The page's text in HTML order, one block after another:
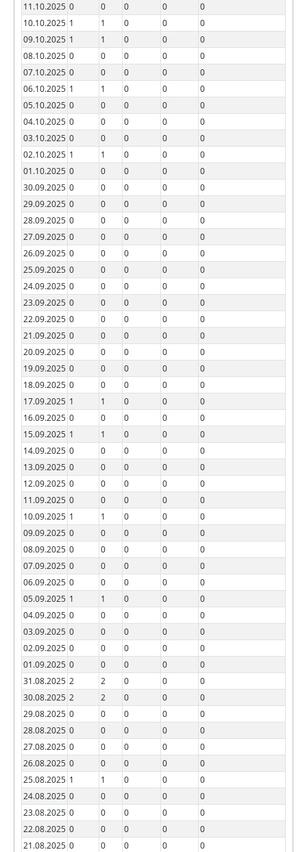
11.10.2025 0 0 0 0
0
10.10.2025 1 1 0 0
0
09.10.2025 1 1 0 0
0
08.10.2025 0 0 0 0
0
07.10.2025 0 0 0 0
0
06.10.2025 1 1 0 0
0
05.10.2025 0 0 0 0
0
04.10.2025 0 0 0 0
0
03.10.2025 0 0 0 0
0
02.10.2025 1 1 0 0
0
01.10.2025 0 0 0 0
0
30.09.2025 0 0 0 0
0
29.09.2025 0 0 0 0
0
28.09.2025 0 0 0 0
0
27.09.2025 0 0 0 0
0
26.09.2025 0 0 0 0
0
25.09.2025 0 0 0 0
0
24.09.2025 0 0 0 0
0
23.09.2025 0 0 0 0
0
22.09.2025 0 0 0 0
0
21.09.2025 0 0 0 0
0
20.09.2025 0 0 0 0
0
19.09.2025 0 0 0 0
0
18.09.2025 0 0 0 0
0
17.09.2025 1 1 0 0
0
16.09.2025 0 0 0 0
0
15.09.2025 1 1 0 0
0
14.09.2025 0 0 0 0
0
13.09.2025 0 0 0 0
0
12.09.2025 0 0 0 0
0
11.09.2025 0 0 0 0
0
10.09.2025 1 1 0 0
0
09.09.2025 0 0 0 0
0
08.09.2025 0 0 0 0
0
07.09.2025 0 0 0 0
0
06.09.2025 0 0 0 0
0
05.09.2025 1 1 0 0
0
04.09.2025 0 0 0 0
0
03.09.2025 0 0 0 0
0
02.09.2025 0 0 0 0
0
01.09.2025 0 0 0 0
0
31.08.2025 2 2 0 0
0
30.08.2025 2 2 0 0
0
29.08.2025 0 0 0 0
0
28.08.2025 0 0 0 0
0
27.08.2025 0 0 0 0
0
26.08.2025 0 0 0 0
0
25.08.2025 1 1 0 0
0
24.08.2025 0 0 0 0
0
23.08.2025 0 0 0 0
0
22.08.2025 0 0 0 0
0
21.08.2025 0 0 0 0
0